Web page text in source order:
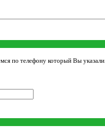
по телефону который Вы указали.